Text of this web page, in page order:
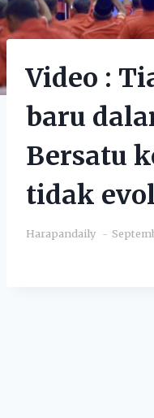
Video :
baru
Bersatu
tidak
Harapandaily